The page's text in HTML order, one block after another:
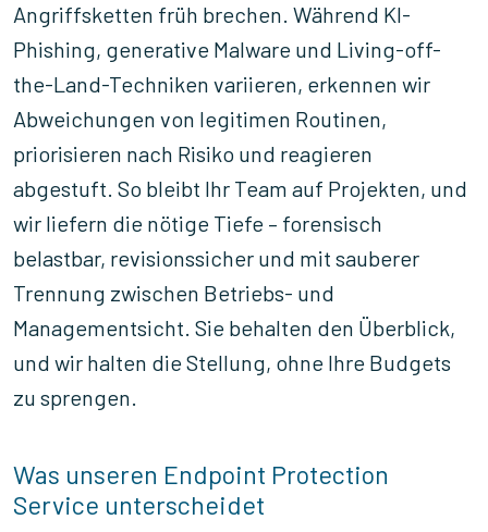
Angriffsketten früh brechen. Während KI-
Phishing, generative Malware und Living-off-
the-Land-Techniken variieren, erkennen wir
Abweichungen von legitimen Routinen,
priorisieren nach Risiko und reagieren
abgestuft. So bleibt Ihr Team auf Projekten, und
wir liefern die nötige Tiefe – forensisch
belastbar, revisionssicher und mit sauberer
Trennung zwischen Betriebs- und
Managementsicht. Sie behalten den Überblick,
und wir halten die Stellung, ohne Ihre Budgets
zu sprengen.
Was unseren Endpoint Protection
Service unterscheidet